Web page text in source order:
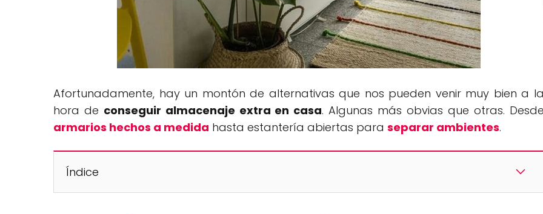
Afortunadamente, hay un montón de alternativas que nos pueden venir muy bien a la
hora de conseguir almacenaje extra en casa. Algunas más obvias que otras. Desde
armarios hechos a medida hasta estantería abiertas para separar ambientes.
Índice